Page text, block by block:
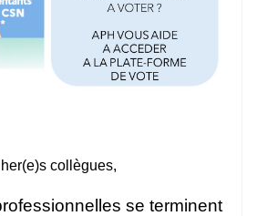
collègues,
se terminent